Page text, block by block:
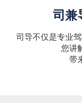
司兼
司导不仅是专业
您讲
带